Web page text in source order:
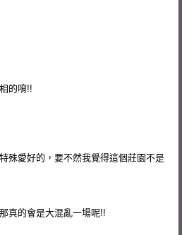
的唷!!
殊愛好的，要不然我覺得這個莊園不是
真的會是大混亂一場呢!!